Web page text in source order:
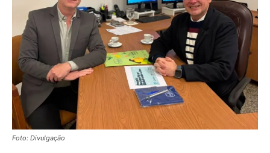
Foto: Divulgação